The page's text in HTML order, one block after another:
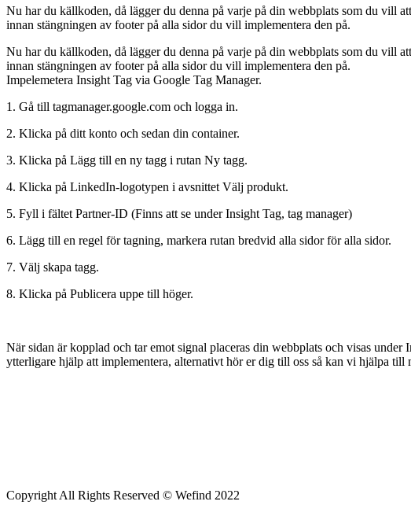
Nu har du källkoden, då lägger du denna på varje på din webbplats som du vill
innan stängningen av footer på alla sidor du vill implementera den på.
Nu har du källkoden, då lägger du denna på varje på din webbplats som du vill
innan stängningen av footer på alla sidor du vill implementera den på.
Impelemetera Insight Tag via Google Tag Manager.
1. Gå till tagmanager.google.com och logga in.
2. Klicka på ditt konto och sedan din container.
3. Klicka på Lägg till en ny tagg i rutan Ny tagg.
4. Klicka på LinkedIn-logotypen i avsnittet Välj produkt.
5. Fyll i fältet Partner-ID (Finns att se under Insight Tag, tag manager)
6. Lägg till en regel för tagning, markera rutan bredvid alla sidor för alla sidor.
7. Välj skapa tagg.
8. Klicka på Publicera uppe till höger.
När sidan är kopplad och tar emot signal placeras din webbplats och visas
ytterligare hjälp att implementera, alternativt hör er dig till oss så kan vi hjälpa
Copyright All Rights Reserved © Wefind 2022